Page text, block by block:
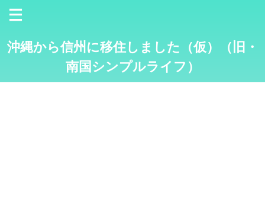
沖縄から信州に移住しました（仮）（旧・
南国シンプルライフ）